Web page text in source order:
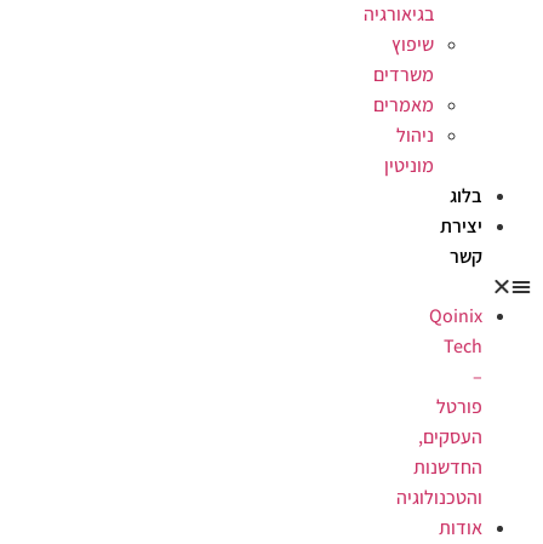
בגיאורגיה
שיפוץ
משרדים
מאמרים
ניהול
מוניטין
בלוג
יצירת
קשר
Qoinix
Tech
–
פורטל
העסקים,
החדשנות
והטכנולוגיה
אודות